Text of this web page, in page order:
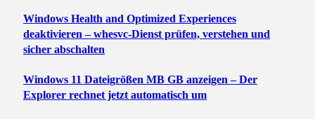
Windows Health and Optimized Experiences
deaktivieren – whesvc-Dienst prüfen, verstehen und
sicher abschalten
Windows 11 Dateigrößen MB GB anzeigen – Der
Explorer rechnet jetzt automatisch um